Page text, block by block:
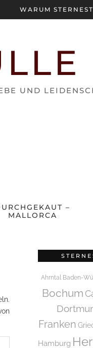
UND
WARUM
–
MALLORCA
Ahrntal Baden-
Bochum
Franken
Hamburg